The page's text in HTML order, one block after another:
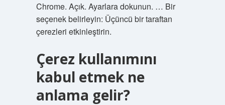
Chrome. Açık. Ayarlara dokunun. … Bir
seçenek belirleyin: Üçüncü bir taraftan
çerezleri etkinleştirin.
Çerez kullanımını
kabul etmek ne
anlama gelir?